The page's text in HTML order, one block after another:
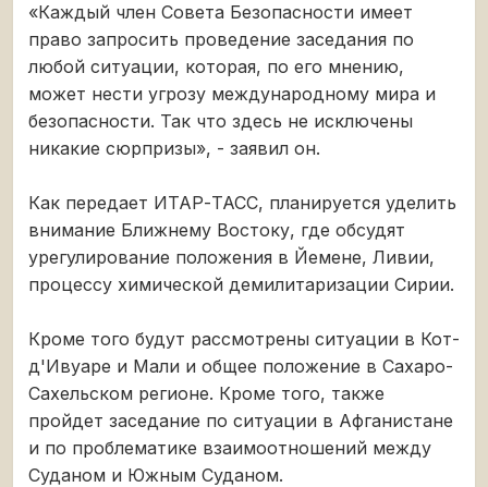
«Каждый член Совета Безопасности имеет
право запросить проведение заседания по
любой ситуации, которая, по его мнению,
может нести угрозу международному мира и
безопасности. Так что здесь не исключены
никакие сюрпризы», - заявил он.
Как передает ИТАР-ТАСС, планируется уделить
внимание Ближнему Востоку, где обсудят
урегулирование положения в Йемене, Ливии,
процессу химической демилитаризации Сирии.
Кроме того будут рассмотрены ситуации в Кот-
д'Ивуаре и Мали и общее положение в Сахаро-
Сахельском регионе. Кроме того, также
пройдет заседание по ситуации в Афганистане
и по проблематике взаимоотношений между
Суданом и Южным Суданом.